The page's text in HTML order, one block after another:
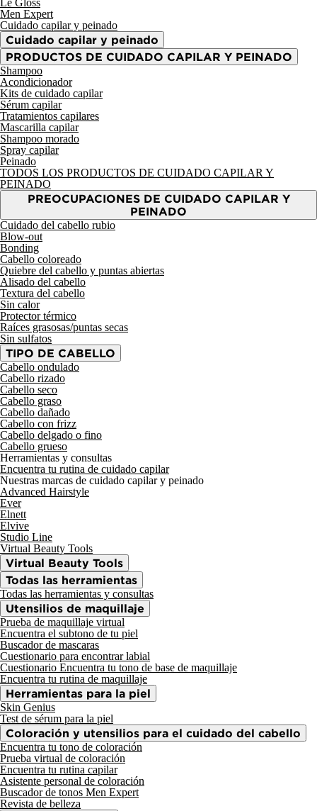
Le Gloss
Men Expert
Cuidado capilar y peinado
Cuidado capilar y peinado
PRODUCTOS DE CUIDADO CAPILAR Y PEINADO
Shampoo
Acondicionador
Kits de cuidado capilar
Sérum capilar
Tratamientos capilares
Mascarilla capilar
Shampoo morado
Spray capilar
Peinado
TODOS LOS PRODUCTOS DE CUIDADO CAPILAR Y
PEINADO
PREOCUPACIONES DE CUIDADO CAPILAR Y
PEINADO
Cuidado del cabello rubio
Blow-out
Bonding
Cabello coloreado
Quiebre del cabello y puntas abiertas
Alisado del cabello
Textura del cabello
Sin calor
Protector térmico
Raíces grasosas/puntas secas
Sin sulfatos
TIPO DE CABELLO
Cabello ondulado
Cabello rizado
Cabello seco
Cabello graso
Cabello dañado
Cabello con frizz
Cabello delgado o fino
Cabello grueso
Herramientas y consultas
Encuentra tu rutina de cuidado capilar
Nuestras marcas de cuidado capilar y peinado
Advanced Hairstyle
Ever
Elnett
Elvive
Studio Line
Virtual Beauty Tools
Virtual Beauty Tools
Todas las herramientas
Todas las herramientas y consultas
Utensilios de maquillaje
Prueba de maquillaje virtual
Encuentra el subtono de tu piel
Buscador de mascaras
Cuestionario para encontrar labial
Cuestionario Encuentra tu tono de base de maquillaje
Encuentra tu rutina de maquillaje
Herramientas para la piel
Skin Genius
Test de sérum para la piel
Coloración y utensilios para el cuidado del cabello
Encuentra tu tono de coloración
Prueba virtual de coloración
Encuentra tu rutina capilar
Asistente personal de coloración
Buscador de tonos Men Expert
Revista de belleza